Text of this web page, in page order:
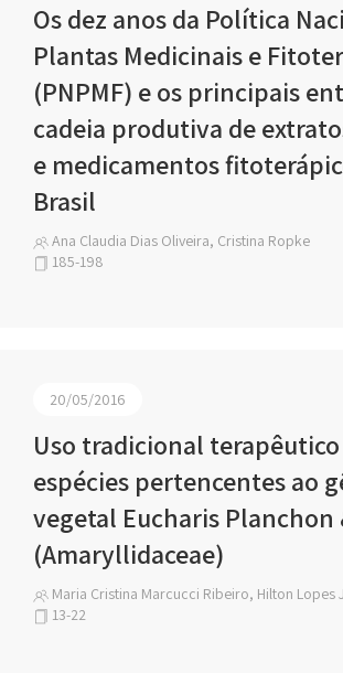
Os dez anos da Política
Plantas Medicinais e
(PNPMF) e os principais
cadeia produtiva de
e medicamentos
Brasil
Ana Claudia Dias Oliveira, Cristina Ropke
185-198
20/05/2016
Uso tradicional
espécies pertencentes ao
vegetal Eucharis Planchon
(Amaryllidaceae)
Maria Cristina Marcucci Ribeiro, Hilton Lopes
13-22